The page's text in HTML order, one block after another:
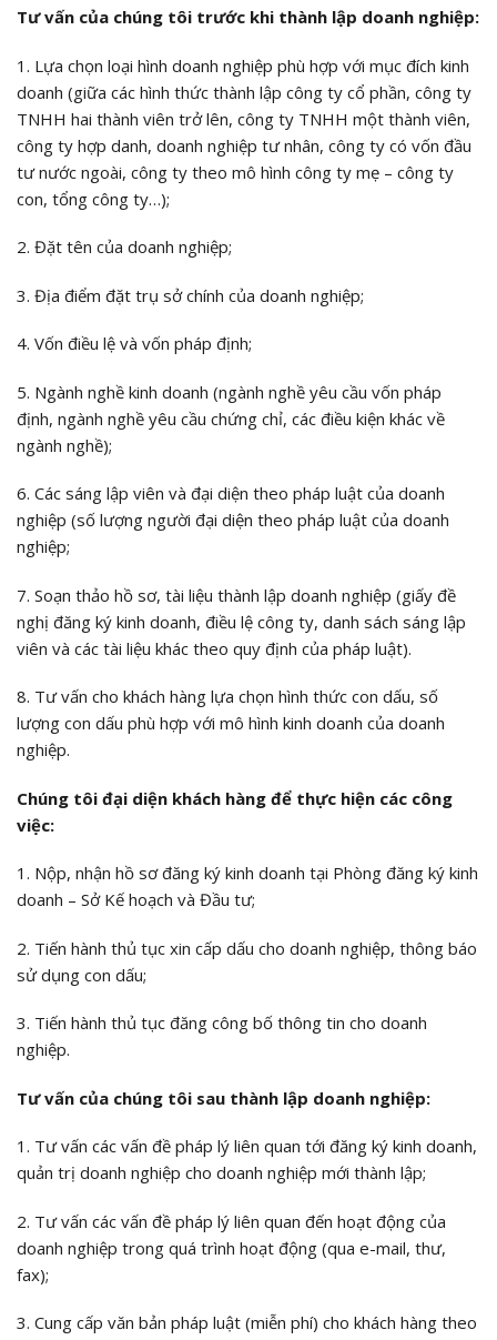
Tư vấn của chúng tôi trước khi thành lập doanh nghiệp:
1. Lựa chọn loại hình doanh nghiệp phù hợp với mục đích kinh
doanh (giữa các hình thức thành lập công ty cổ phần, công ty
TNHH hai thành viên trở lên, công ty TNHH một thành viên,
công ty hợp danh, doanh nghiệp tư nhân, công ty có vốn đầu
tư nước ngoài, công ty theo mô hình công ty mẹ – công ty
con, tổng công ty…);
2. Đặt tên của doanh nghiệp;
3. Địa điểm đặt trụ sở chính của doanh nghiệp;
4. Vốn điều lệ và vốn pháp định;
5. Ngành nghề kinh doanh (ngành nghề yêu cầu vốn pháp
định, ngành nghề yêu cầu chứng chỉ, các điều kiện khác về
ngành nghề);
6. Các sáng lập viên và đại diện theo pháp luật của doanh
nghiệp (số lượng người đại diện theo pháp luật của doanh
nghiệp;
7. Soạn thảo hồ sơ, tài liệu thành lập doanh nghiệp (giấy đề
nghị đăng ký kinh doanh, điều lệ công ty, danh sách sáng lập
viên và các tài liệu khác theo quy định của pháp luật).
8. Tư vấn cho khách hàng lựa chọn hình thức con dấu, số
lượng con dấu phù hợp với mô hình kinh doanh của doanh
nghiệp.
Chúng tôi đại diện khách hàng để thực hiện các công
việc:
1. Nộp, nhận hồ sơ đăng ký kinh doanh tại Phòng đăng ký kinh
doanh – Sở Kế hoạch và Đầu tư;
2. Tiến hành thủ tục xin cấp dấu cho doanh nghiệp, thông báo
sử dụng con dấu;
3. Tiến hành thủ tục đăng công bố thông tin cho doanh
nghiệp.
Tư vấn của chúng tôi sau thành lập doanh nghiệp:
1. Tư vấn các vấn đề pháp lý liên quan tới đăng ký kinh doanh,
quản trị doanh nghiệp cho doanh nghiệp mới thành lập;
2. Tư vấn các vấn đề pháp lý liên quan đến hoạt động của
doanh nghiệp trong quá trình hoạt động (qua e-mail, thư,
fax);
3. Cung cấp văn bản pháp luật (miễn phí) cho khách hàng theo